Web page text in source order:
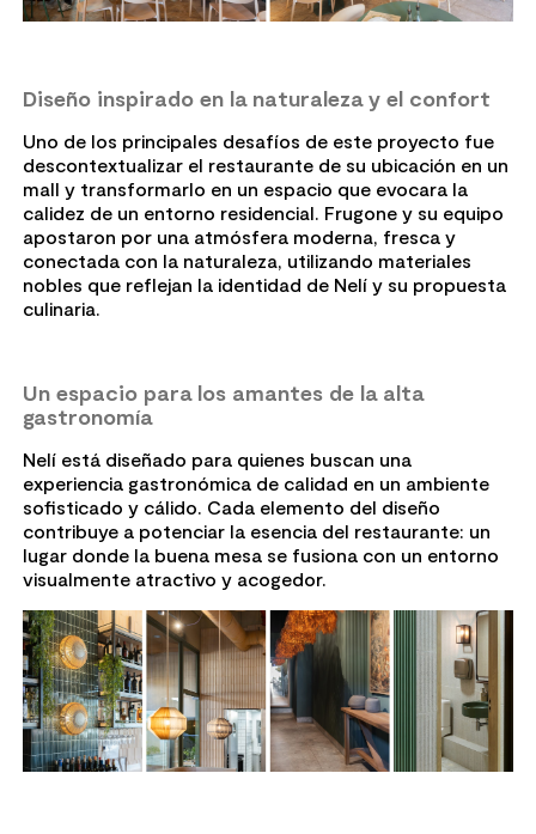
Diseño inspirado en la naturaleza y el confort
Uno de los principales desafíos de este proyecto fue
descontextualizar el restaurante de su ubicación en un
mall y transformarlo en un espacio que evocara la
calidez de un entorno residencial. Frugone y su equipo
apostaron por una atmósfera moderna, fresca y
conectada con la naturaleza, utilizando materiales
nobles que reflejan la identidad de Nelí y su propuesta
culinaria.
Un espacio para los amantes de la alta
gastronomía
Nelí está diseñado para quienes buscan una
experiencia gastronómica de calidad en un ambiente
sofisticado y cálido. Cada elemento del diseño
contribuye a potenciar la esencia del restaurante: un
lugar donde la buena mesa se fusiona con un entorno
visualmente atractivo y acogedor.